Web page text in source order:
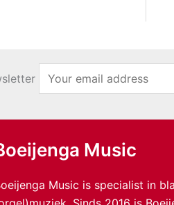
Music
Music is specialist in